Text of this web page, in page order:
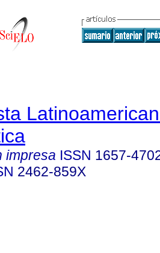
impresa ISSN 1657-
2462-859X